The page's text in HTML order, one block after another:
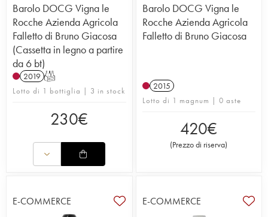
Barolo DOCG Vigna le
Rocche Azienda Agricola
Falletto di Bruno Giacosa
(Cassetta in legno a partire
da 6 bt)
2019 T
Lotto di 1 bottiglia | 3 in stock
230€
Barolo DOCG Vigna le
Rocche Azienda Agricola
Falletto di Bruno Giacosa
2015
Lotto di 1 magnum | 0 aste
420€
(Prezzo di riserva)
E-COMMERCE E-COMMERCE